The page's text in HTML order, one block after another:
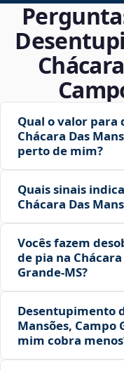
Qual o valor para
Chácara Das
perto de mim?
Quais sinais
Chácara Das
Vocês fazem
de pia na
Grande‑MS?
Desentupimento
Mansões, Campo
mim cobra